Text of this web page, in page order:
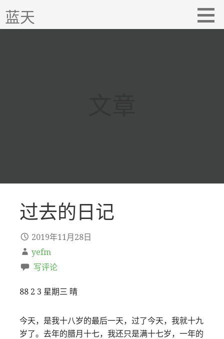
至
内
蓝天
过去的日记
2019年11月28日
yefm
写评论
88 2 3 星期三 晴
今天，是我十八岁的最后一天，过了今天，我就十九
岁了。去年的腊月十七，我还只是满十七岁，一年的